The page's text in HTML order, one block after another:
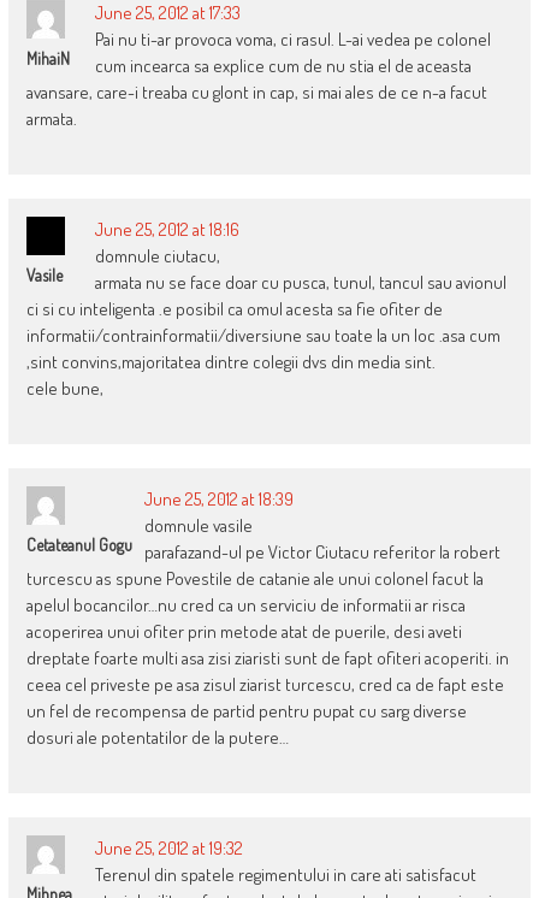
MihaiN
June 25, 2012 at 17:33
Pai nu ti-ar provoca voma, ci rasul. L-ai vedea pe colonel
cum incearca sa explice cum de nu stia el de aceasta
avansare, care-i treaba cu glont in cap, si mai ales de ce n-a facut
armata.
Vasile
June 25, 2012 at 18:16
domnule ciutacu,
armata nu se face doar cu pusca, tunul, tancul sau avionul
ci si cu inteligenta .e posibil ca omul acesta sa fie ofiter de
informatii/contrainformatii/diversiune sau toate la un loc .asa cum
,sint convins,majoritatea dintre colegii dvs din media sint.
cele bune,
Cetateanul Gogu
June 25, 2012 at 18:39
domnule vasile
parafazand-ul pe Victor Ciutacu referitor la robert
turcescu as spune Povestile de catanie ale unui colonel facut la
apelul bocancilor…nu cred ca un serviciu de informatii ar risca
acoperirea unui ofiter prin metode atat de puerile, desi aveti
dreptate foarte multi asa zisi ziaristi sunt de fapt ofiteri acoperiti. in
ceea cel priveste pe asa zisul ziarist turcescu, cred ca de fapt este
un fel de recompensa de partid pentru pupat cu sarg diverse
dosuri ale potentatilor de la putere…
June 25, 2012 at 19:32
Terenul din spatele regimentului in care ati satisfacut